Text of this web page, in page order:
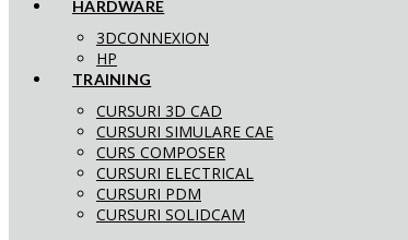
HARDWARE
3DCONNEXION
HP
TRAINING
CURSURI 3D CAD
CURSURI SIMULARE CAE
CURS COMPOSER
CURSURI ELECTRICAL
CURSURI PDM
CURSURI SOLIDCAM